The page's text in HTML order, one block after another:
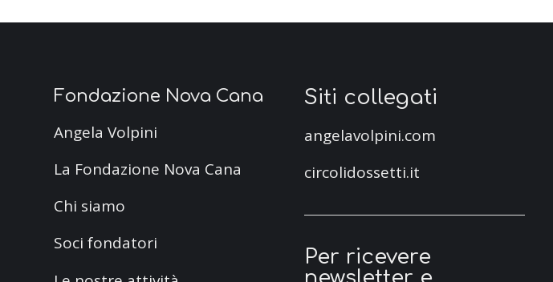
Fondazione Nova Cana
Angela Volpini
La Fondazione Nova Cana
Chi siamo
Soci fondatori
Siti collegati
angelavolpini.com
circolidossetti.it
Per ricevere